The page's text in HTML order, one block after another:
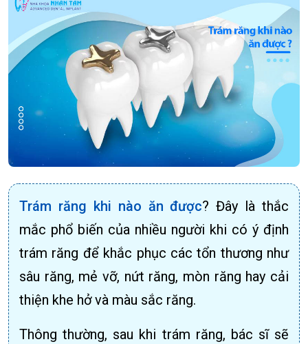
Trám răng khi nào ăn được? Đây là thắc
mắc phổ biến của nhiều người khi có ý định
trám răng để khắc phục các tổn thương như
sâu răng, mẻ vỡ, nứt răng, mòn răng hay cải
thiện khe hở và màu sắc răng.
Thông thường, sau khi trám răng, bác sĩ sẽ